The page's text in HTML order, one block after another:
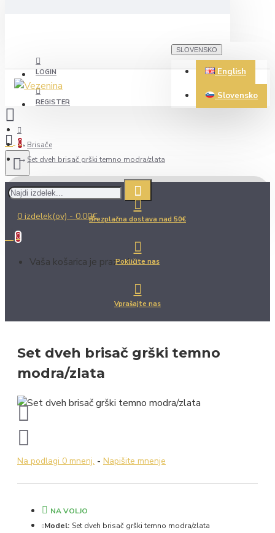
LOGIN
REGISTER
SLOVENSKO
English
Slovensko
0
0 izdelek(ov) - 0.00€
0
Vaša košarica je prazna!
Brisače
Set dveh brisač grški temno modra/zlata
Brezplačna dostava nad 50€
Pokličite nas
Vprašajte nas
Set dveh brisač grški temno
modra/zlata
Na podlagi 0 mnenj. - Napišite mnenje
NA VOLJO
Model: Set dveh brisač grški temno modra/zlata